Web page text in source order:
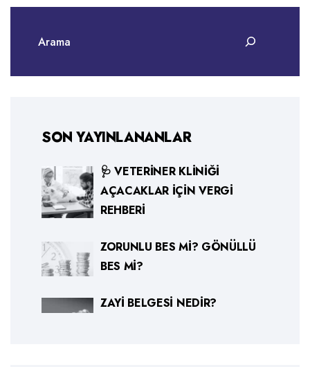
SON YAYINLANANLAR
🩺 VETERINER KLINIĞI
AÇACAKLAR İÇIN VERGI
REHBERI
ZORUNLU BES MI? GÖNÜLLÜ
BES MI?
ZAYI BELGESI NEDIR?